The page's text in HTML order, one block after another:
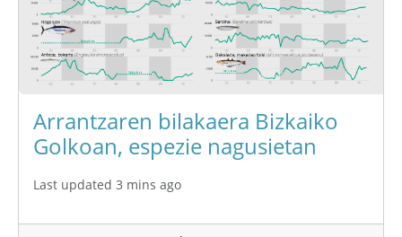
Arrantzaren bilakaera Bizkaiko
Golkoan, espezie nagusietan
Last updated 3 mins ago